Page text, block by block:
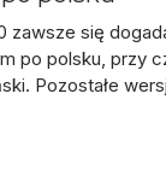
zawsze się
po polsku, przy
Pozostałe